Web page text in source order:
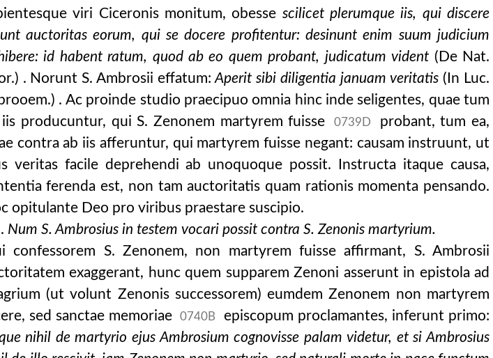
ex collatione carthaginensi, notitia episcoporum africae sub hunerico, ex
carthaginensi, notitia episcoporum africae sub hunerico, ex
viri Ciceronis monitum, obesse scilicet plerumque iis, qui discere
auctoritas eorum, qui se docere profitentur: desinunt enim suum judicium
id habent ratum, quod ab eo quem probant, judicatum vident (De Nat.
. Norunt S. Ambrosii effatum:Aperit sibi diligentia januam veritatis (In Luc.
. Ac proinde studio praecipuo omnia hinc inde seligentes, quae tum
producuntur, qui S. Zenonem martyrem fuisse
0739D
probant, tum ea,
contra ab iis afferuntur, qui martyrem fuisse negant: causam instruunt, ut
veritas facile deprehendi ab unoquoque possit. Instructa itaque causa,
ferenda est, non tam auctoritatis quam rationis momenta pensando.
opitulante Deo pro viribus praestare suscipio.
Num S. Ambrosius in testem vocari possit contra S. Zenonis martyrium.
confessorem S. Zenonem, non martyrem fuisse affirmant, S. Ambrosii
exaggerant, hunc quem supparem Zenoni asserunt in epistola ad
(ut volunt Zenonis successorem) eumdem Zenonem non martyrem
sed sanctae memoriae
0740B
episcopum proclamantes, inferunt primo:
nihil de martyrio ejus Ambrosium cognovisse palam videtur, et si Ambrosius